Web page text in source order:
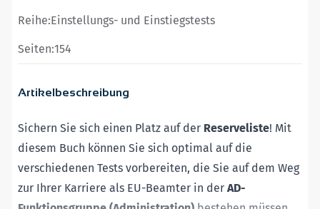
Artikelbeschreibung
Sichern Sie sich einen Platz auf der Reserveliste! Mit
diesem Buch können Sie sich optimal auf die
verschiedenen Tests vorbereiten, die Sie auf dem Weg
zur Ihrer Karriere als EU-Beamter in der AD-
Reihe:Einstellungs- und Einstiegstests
Seiten:154